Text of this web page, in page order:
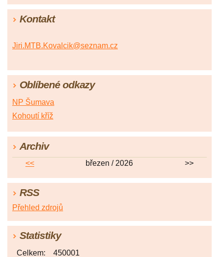
Kontakt
Jiri.MTB.Kovalcik@seznam.cz
Oblíbené odkazy
NP Šumava
Kohoutí kříž
Archiv
<< březen / 2026 >>
RSS
Přehled zdrojů
Statistiky
Celkem: 450001